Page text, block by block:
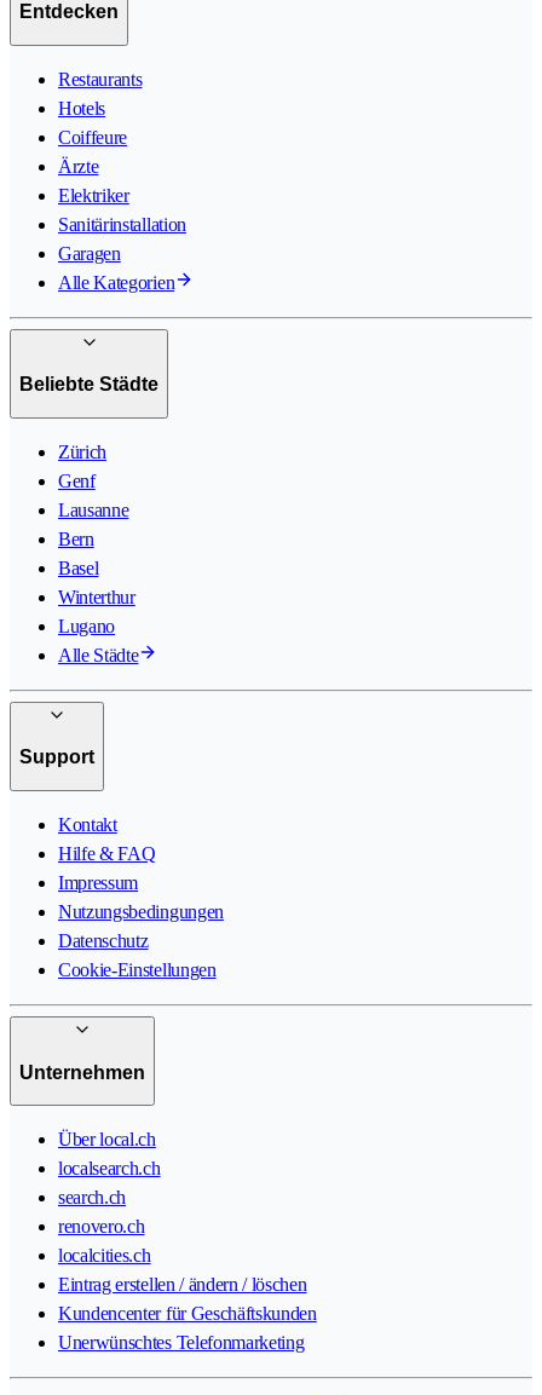
Entdecken
Restaurants
Hotels
Coiffeure
Ärzte
Elektriker
Sanitärinstallation
Garagen
Alle Kategorien
Beliebte Städte
Zürich
Genf
Lausanne
Bern
Basel
Winterthur
Lugano
Alle Städte
Support
Kontakt
Hilfe & FAQ
Impressum
Nutzungsbedingungen
Datenschutz
Cookie-Einstellungen
Unternehmen
Über local.ch
localsearch.ch
search.ch
renovero.ch
localcities.ch
Eintrag erstellen / ändern / löschen
Kundencenter für Geschäftskunden
Unerwünschtes Telefonmarketing